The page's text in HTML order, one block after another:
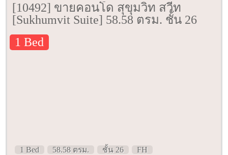
[10492] ขายคอนโด สุขุมวิท สวีท
[Sukhumvit Suite] 58.58 ตรม. ชั้น 26
1 Bed
1 Bed 58.58 ตรม. ชั้น 26 FH